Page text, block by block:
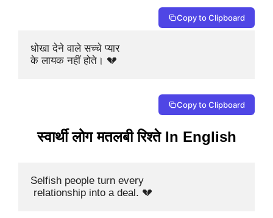
Copy to Clipboard
धोखा देने वाले सच्चे प्यार
के लायक नहीं होते। 💔
Copy to Clipboard
स्वार्थी लोग मतलबी रिश्ते In English
Selfish people turn every
relationship into a deal. 💔